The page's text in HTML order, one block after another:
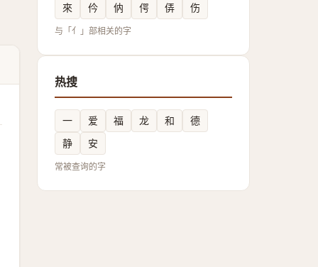
來
仱 㐻 偔 㑝 伤
与「亻」部相关的字
热搜
一 爱 福 龙 和
德
静
安
常被查询的字